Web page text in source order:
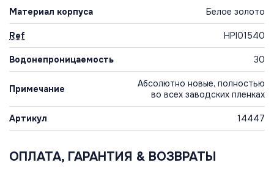
Материал корпуса Белое золото
Ref HPI01540
Водонепроницаемость 30
Примечание
Абсолютно новые, полностью
во всех заводских пленках
Артикул 14447
ОПЛАТА, ГАРАНТИЯ & ВОЗВРАТЫ